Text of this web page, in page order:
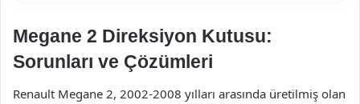
Megane 2 Direksiyon Kutusu:
Sorunları ve Çözümleri
Renault Megane 2, 2002-2008 yılları arasında üretilmiş olan